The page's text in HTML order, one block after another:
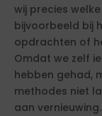
wij precies
bijvoorbeeld bij
opdrachten of
Omdat we zelf
hebben gehad,
methodes niet
aan